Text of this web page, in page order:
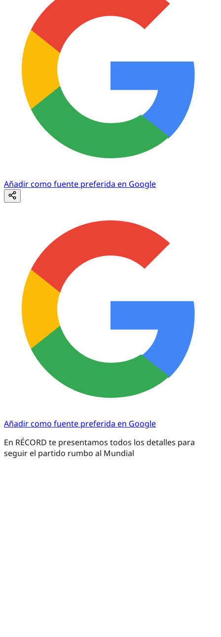
Añadir como fuente preferida en Google
Añadir como fuente preferida en Google
En RÉCORD te presentamos todos los detalles para
seguir el partido rumbo al Mundial